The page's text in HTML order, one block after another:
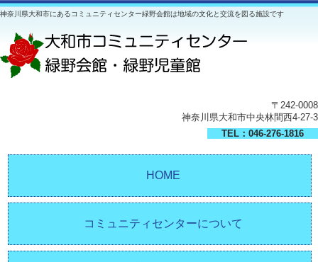
神奈川県大和市にあるコミュニティセンター緑野会館は地域の文化と交流を図る施設です
〒242-0008
神奈川県大和市中央林間西4-27-3
TEL：046-276-1816
HOME
コミュニティセンターについて